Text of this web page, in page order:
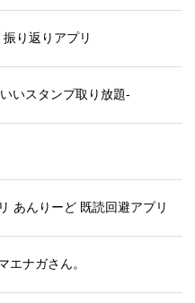
り返りアプリ
いスタンプ取り放題-
あんりーど 既読回避アプリ
エナガさん。